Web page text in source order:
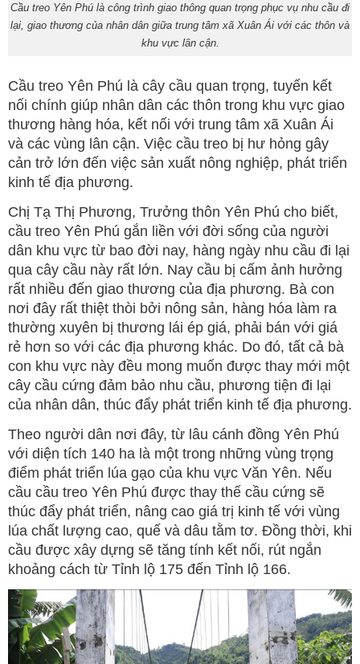
Cầu treo Yên Phú là công trình giao thông quan trọng phục vụ nhu cầu đi
lại, giao thương của nhân dân giữa trung tâm xã Xuân Ái với các thôn và
khu vực lân cận.
Cầu treo Yên Phú là cây cầu quan trọng, tuyến kết
nối chính giúp nhân dân các thôn trong khu vực giao
thương hàng hóa, kết nối với trung tâm xã Xuân Ái
và các vùng lân cận. Việc cầu treo bị hư hỏng gây
cản trở lớn đến việc sản xuất nông nghiệp, phát triển
kinh tế địa phương.
Chị Tạ Thị Phương, Trưởng thôn Yên Phú cho biết,
cầu treo Yên Phú gắn liền với đời sống của người
dân khu vực từ bao đời nay, hàng ngày nhu cầu đi lại
qua cây cầu này rất lớn. Nay cầu bị cấm ảnh hưởng
rất nhiều đến giao thương của địa phương. Bà con
nơi đây rất thiệt thòi bởi nông sản, hàng hóa làm ra
thường xuyên bị thương lái ép giá, phải bán với giá
rẻ hơn so với các địa phương khác. Do đó, tất cả bà
con khu vực này đều mong muốn được thay mới một
cây cầu cứng đảm bảo nhu cầu, phương tiện đi lại
của nhân dân, thúc đẩy phát triển kinh tế địa phương.
Theo người dân nơi đây, từ lâu cánh đồng Yên Phú
với diện tích 140 ha là một trong những vùng trọng
điểm phát triển lúa gạo của khu vực Văn Yên. Nếu
cầu cầu treo Yên Phú được thay thế cầu cứng sẽ
thúc đẩy phát triển, nâng cao giá trị kinh tế với vùng
lúa chất lượng cao, quế và dâu tằm tơ. Đồng thời, khi
cầu được xây dựng sẽ tăng tính kết nối, rút ngắn
khoảng cách từ Tỉnh lộ 175 đến Tỉnh lộ 166.